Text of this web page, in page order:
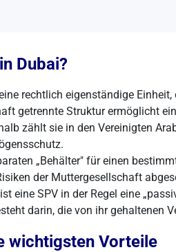
Dubai?
rechtlich eigenständige
getrennte Struktur ermöglicht
zählt sie in den Vereinigten
„Behälter" für einen
der Muttergesellschaft
eine SPV in der Regel eine
darin, die von ihr gehaltenen
wichtigsten Vorteile